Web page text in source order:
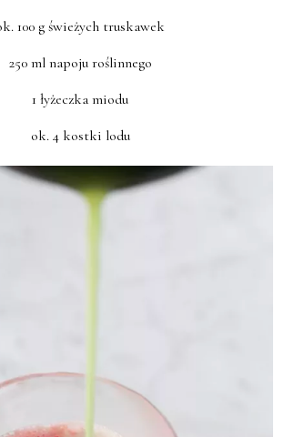
100 g świeżych truskawek
250 ml napoju roślinnego
1 łyżeczka miodu
ok. 4 kostki lodu